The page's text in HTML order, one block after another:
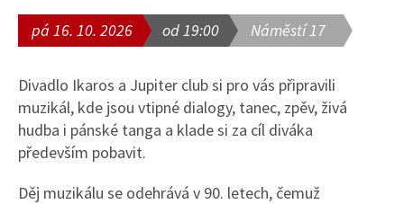
pá 16. 10. 2026 od 19:00 Náměstí 17
Divadlo Ikaros a Jupiter club si pro vás připravili
muzikál, kde jsou vtipné dialogy, tanec, zpěv, živá
hudba i pánské tanga a klade si za cíl diváka
především pobavit.
Děj muzikálu se odehrává v 90. letech, čemuž